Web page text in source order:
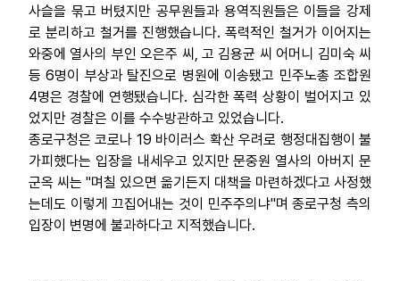
사슬을 묶고 버텼지만 공무원들과 용역직원들은 이들을 강제
로 분리하고 철거를 진행했습니다. 폭력적인 철거가 이어지는
와중에 열사의 부인 오은주 씨, 고 김용균 씨 어머니 김미숙 씨
등 6명이 부상과 탈진으로 병원에 이송됐고 민주노총 조합원
4명은 경찰에 연행됐습니다. 심각한 폭력 상황이 벌어지고 있
었지만 경찰은 이를 수수방관하고 있었습니다.
종로구청은 코로나 19 바이러스 확산 우려로 행정대집행이 불
가피했다는 입장을 내세우고 있지만 문중원 열사의 아버지 문
군옥 씨는 "며칠 있으면 옮기든지 대책을 마련하겠다고 사정했
는데도 이렇게 끄집어내는 것이 민주주의냐"며 종로구청 측의
입장이 변명에 불과하다고 지적했습니다.